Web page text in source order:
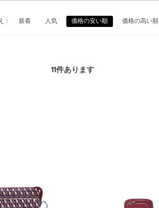
： 新着 人気 価格の安い順 価格の高い順
11件あります